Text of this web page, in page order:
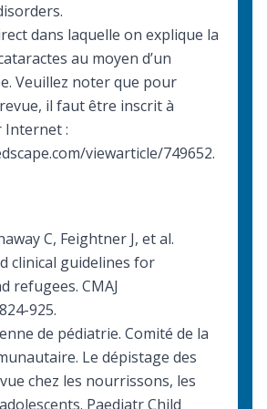
.
dans laquelle on explique la
au moyen d’un
Veuillez noter que pour
il faut être inscrit à
Internet :
viewarticle/749652.
C, Feightner J, et al.
clinical guidelines for
refugees. CMAJ
925.
de pédiatrie. Comité de la
Le dépistage des
chez les nourrissons, les
Paediatr Child